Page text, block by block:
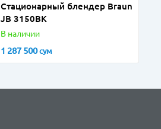
Стационарный блендер Braun
JB 3150BK
В наличии
1 287 500сум